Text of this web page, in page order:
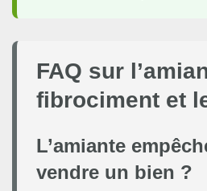
FAQ sur
fibrociment et
L’amiante
vendre un bien ?